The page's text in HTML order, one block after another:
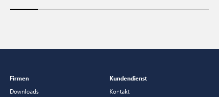
Firmen
Downloads
Kundendienst
Kontakt